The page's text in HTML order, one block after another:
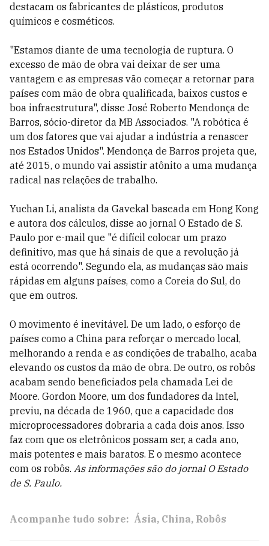
destacam os fabricantes de plásticos, produtos
químicos e cosméticos.
"Estamos diante de uma tecnologia de ruptura. O
excesso de mão de obra vai deixar de ser uma
vantagem e as empresas vão começar a retornar para
países com mão de obra qualificada, baixos custos e
boa infraestrutura", disse José Roberto Mendonça de
Barros, sócio-diretor da MB Associados. "A robótica é
um dos fatores que vai ajudar a indústria a renascer
nos Estados Unidos". Mendonça de Barros projeta que,
até 2015, o mundo vai assistir atônito a uma mudança
radical nas relações de trabalho.
Yuchan Li, analista da Gavekal baseada em Hong Kong
e autora dos cálculos, disse ao jornal O Estado de S.
Paulo por e-mail que "é difícil colocar um prazo
definitivo, mas que há sinais de que a revolução já
está ocorrendo". Segundo ela, as mudanças são mais
rápidas em alguns países, como a Coreia do Sul, do
que em outros.
O movimento é inevitável. De um lado, o esforço de
países como a China para reforçar o mercado local,
melhorando a renda e as condições de trabalho, acaba
elevando os custos da mão de obra. De outro, os robôs
acabam sendo beneficiados pela chamada Lei de
Moore. Gordon Moore, um dos fundadores da Intel,
previu, na década de 1960, que a capacidade dos
microprocessadores dobraria a cada dois anos. Isso
faz com que os eletrônicos possam ser, a cada ano,
mais potentes e mais baratos. E o mesmo acontece
com os robôs. As informações são do jornal O Estado
de S. Paulo.
Acompanhe tudo sobre: Ásia China Robôs